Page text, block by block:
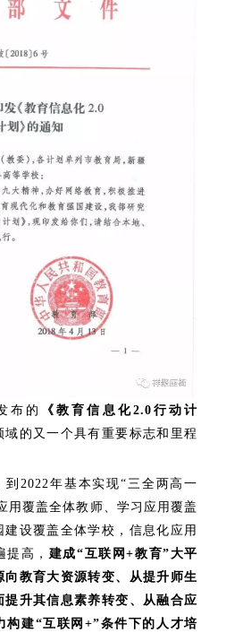
布的
《教育信息化2.0行动计
域的又一个具有重要标志和里程
2022年基本实现“三全两高一
用覆盖全体教师、学习应用覆盖
设覆盖全体学校，信息化应用
高， 建成“互联网+教育”大平
教育大资源转变、从提升师生
升其信息素养转变、从融合应
构建“互联网+”条件下的人才培